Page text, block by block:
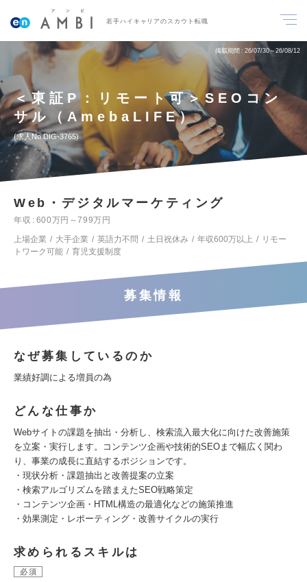
若手ハイキャリアのスカウト転職
掲載期間 26/07/30～26/08/12
＜東証P：リモート可＞SEOコン
サル（AmebaLIFE）
求人No.DIG-3765
Web・デジタルマーケティング
年収
600万円～799万円
上場企業
大手企業 英語力不問 土日祝休み 年収600万以上
リモー
トワーク可能
育児支援制度
募集情報
なぜ募集しているのか
業績好調による増員の為
どんな仕事か
Webサイトの課題を抽出・分析し、検索流入最大化に向けた改善施策
を立案・実行します。コンテンツ企画や技術的SEOまで幅広く関わ
り、事業の成長に直結するポジションです。
・現状分析・課題抽出と改善提案の立案
・検索アルゴリズムを踏まえたSEO戦略策定
・コンテンツ企画・HTML構造の最適化などの施策推進
・効果測定・レポーティング・改善サイクルの実行
求められるスキルは
必須